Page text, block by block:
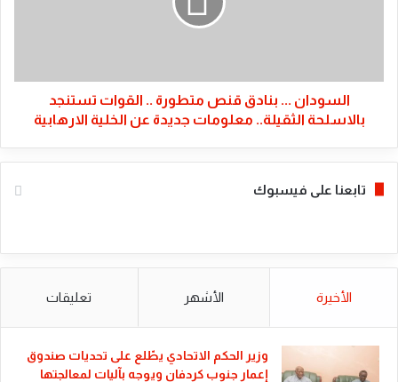
بالاسلحة
الثقيلة..
معلومات
الارهابية
السودان ... بنادق قنص متطورة .. القوات تستنجد
بالاسلحة الثقيلة.. معلومات جديدة عن الخلية الارهابية
تابعنا على فيسبوك
الأخيرة الأشهر تعليقات
​وزير الحكم الاتحادي يطّلع على تحديات صندوق
إعمار جنوب كردفان ويوجه بآليات لمعالجتها